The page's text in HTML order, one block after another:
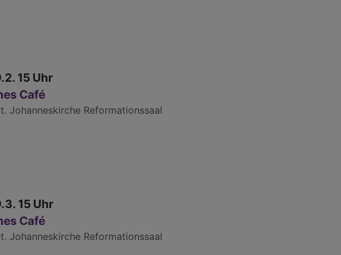
15 Uhr
Café
Johanneskirche Reformationssaal
15 Uhr
Café
Johanneskirche Reformationssaal